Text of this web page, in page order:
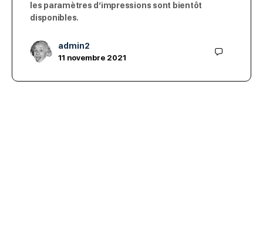
les paramètres d’impressions sont bientôt
disponibles.
admin2
11 novembre 2021